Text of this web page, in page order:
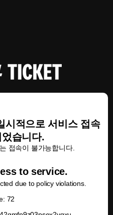
시적으로 서비스 접속
습니다.
접속이 불가능합니다.
to service.
due to policy violations.
72